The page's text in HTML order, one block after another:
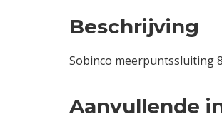
Beschrijving
Sobinco meerpuntssluiting
Aanvullende